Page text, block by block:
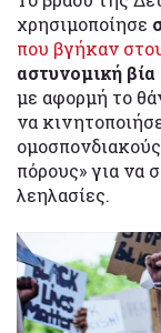
χρησιμοποίησε
που βγήκαν
αστυνομική βία
με αφορμή το
να
πόρους» για να
λεηλασίες.